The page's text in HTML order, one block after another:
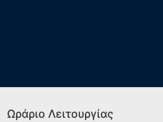
Ωράριο Λειτουργίας